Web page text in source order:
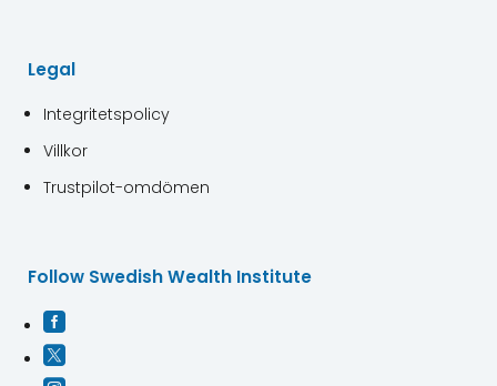
Legal
Integritetspolicy
Villkor
Trustpilot-omdömen
Follow Swedish Wealth Institute

